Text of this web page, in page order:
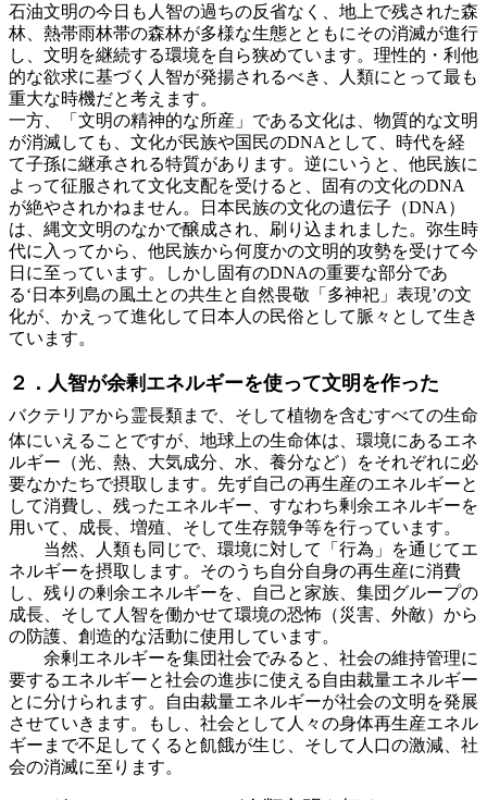
石油文明の今日も人智の過ちの反省なく、地上で残された森
林、熱帯雨林帯の森林が多様な生態とともにその消滅が進行
し、文明を継続する環境を自ら狭めています。理性的・利他
的な欲求に基づく人智が発揚されるべき、人類にとって最も
重大な時機だと考えます。
一方、「文明の精神的な所産」である文化は、物質的な文明
が消滅しても、文化が民族や国民のDNAとして、時代を経
て子孫に継承される特質があります。逆にいうと、他民族に
よって征服されて文化支配を受けると、固有の文化のDNA
が絶やされかねません。日本民族の文化の遺伝子（DNA）
は、縄文文明のなかで醸成され、刷り込まれました。弥生時
代に入ってから、他民族から何度かの文明的攻勢を受けて今
日に至っています。しかし固有のDNAの重要な部分であ
る‘日本列島の風土との共生と自然畏敬「多神祀」表現’の文
化が、かえって進化して日本人の民俗として脈々として生き
ています。
２．人智が余剰エネルギーを使って文明を作った
バクテリアから霊長類まで、そして植物を含むすべての生命
体にいえることですが、地球上の生命体は、環境にあるエネ
ルギー（光、熱、大気成分、水、養分など）をそれぞれに必
要なかたちで摂取します。先ず自己の再生産のエネルギーと
して消費し、残ったエネルギー、すなわち剰余エネルギーを
用いて、成長、増殖、そして生存競争等を行っています。
当然、人類も同じで、環境に対して「行為」を通じてエ
ネルギーを摂取します。そのうち自分自身の再生産に消費
し、残りの剰余エネルギーを、自己と家族、集団グループの
成長、そして人智を働かせて環境の恐怖（災害、外敵）から
の防護、創造的な活動に使用しています。
余剰エネルギーを集団社会でみると、社会の維持管理に
要するエネルギーと社会の進歩に使える自由裁量エネルギー
とに分けられます。自由裁量エネルギーが社会の文明を発展
させていきます。もし、社会として人々の身体再生産エネル
ギーまで不足してくると飢餓が生じ、そして人口の激減、社
会の消滅に至ります。